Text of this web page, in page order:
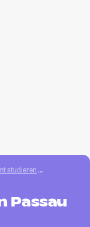
studieren
Passau